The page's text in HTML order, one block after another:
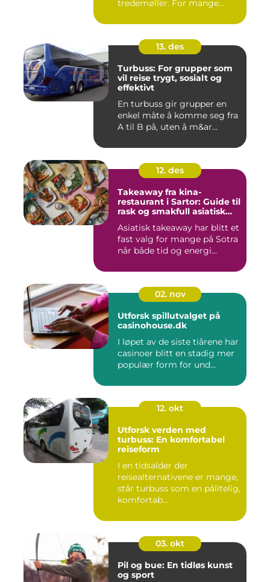
tredemøller. For mange
13. des
Turbuss: For grupper som
vil reise trygt, sosialt og
effektivt
En turbuss gir grupper en
enkel måte å komme seg fra
A til B på, uten å m&ar...
12. des
Takeaway fra kina-
restaurant i Sartor: Guide til
rask og smakfull asiatisk
Asiatisk takeaway har blitt et
fast valg for mange på Sotra
når både tid og energi...
02. nov
Utforsk spillutvalget på
casinohouse.dk
I løpet av de siste tiårene har
casinoer blitt en stadig mer
populær form for und...
12. okt
Utforsk verden med
turbuss: En komfortabel
reiseform
I en tidsalder der
reisealternativene er mange,
står turbuss som en pålitelig,
komfortab...
03. okt
Pil og bue: En tidløs kunst
og sport